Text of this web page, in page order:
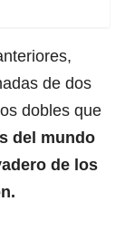
de dos
dobles que
del mundo
de los